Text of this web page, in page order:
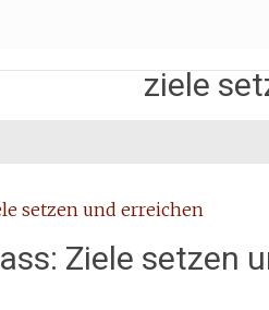
ziele
Ziele setzen